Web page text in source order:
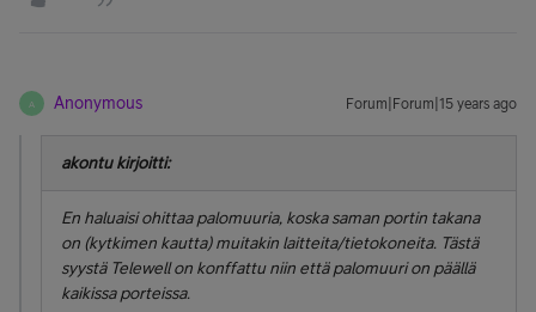
A Anonymous Forum|Forum|15 years ago
akontu kirjoitti:
En haluaisi ohittaa palomuuria, koska saman portin takana
on (kytkimen kautta) muitakin laitteita/tietokoneita. Tästä
syystä Telewell on konffattu niin että palomuuri on päällä
kaikissa porteissa.